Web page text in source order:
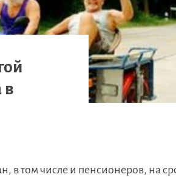
в
в том числе и пенсионеров, на